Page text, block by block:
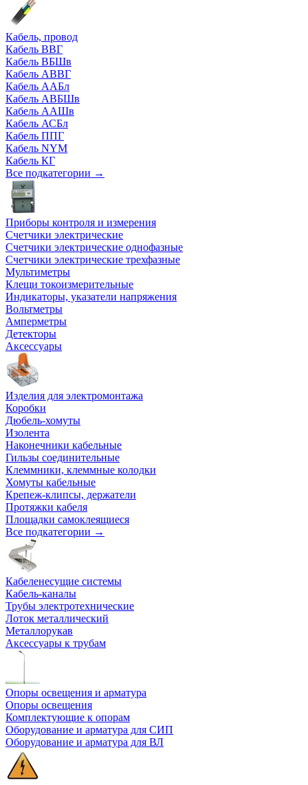
Кабель, провод
Кабель ВВГ
Кабель ВБШв
Кабель АВВГ
Кабель ААБл
Кабель АВБШв
Кабель ААШв
Кабель АСБл
Кабель ППГ
Кабель NYM
Кабель КГ
Все подкатегории →
Приборы контроля и измерения
Счетчики электрические
Счетчики электрические однофазные
Счетчики электрические трехфазные
Мультиметры
Клещи токоизмерительные
Индикаторы, указатели напряжения
Вольтметры
Амперметры
Детекторы
Аксессуары
Изделия для электромонтажа
Коробки
Дюбель-хомуты
Изолента
Наконечники кабельные
Гильзы соединительные
Клеммники, клеммные колодки
Хомуты кабельные
Крепеж-клипсы, держатели
Протяжки кабеля
Площадки самоклеящиеся
Все подкатегории →
Кабеленесущие системы
Кабель-каналы
Трубы электротехнические
Лоток металлический
Металлорукав
Аксессуары к трубам
Опоры освещения и арматура
Опоры освещения
Комплектующие к опорам
Оборудование и арматура для СИП
Оборудование и арматура для ВЛ